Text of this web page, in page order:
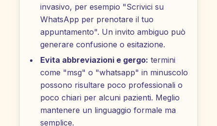
invasivo, per esempio "Scrivici su
WhatsApp per prenotare il tuo
appuntamento". Un invito ambiguo può
generare confusione o esitazione.
Evita abbreviazioni e gergo: termini
come "msg" o "whatsapp" in minuscolo
possono risultare poco professionali o
poco chiari per alcuni pazienti. Meglio
mantenere un linguaggio formale ma
semplice.